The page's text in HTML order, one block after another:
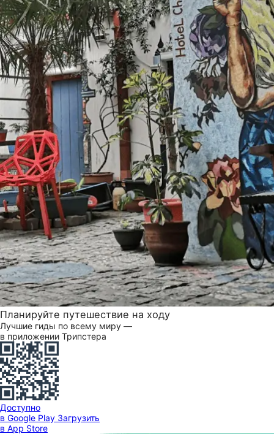
Планируйте путешествие на ходу
Лучшие гиды по всему миру —
в приложении Трипстера
Доступно
в Google Play Загрузить
в App Store